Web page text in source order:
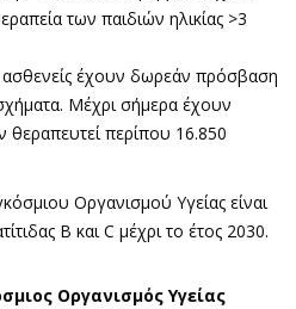
των παιδιών ηλικίας >3
έχουν δωρεάν πρόσβαση
Μέχρι σήμερα έχουν
θεραπευτεί περίπου 16.850
Οργανισμού Υγείας είναι
Β και C μέχρι το έτος 2030.
Οργανισμός Υγείας